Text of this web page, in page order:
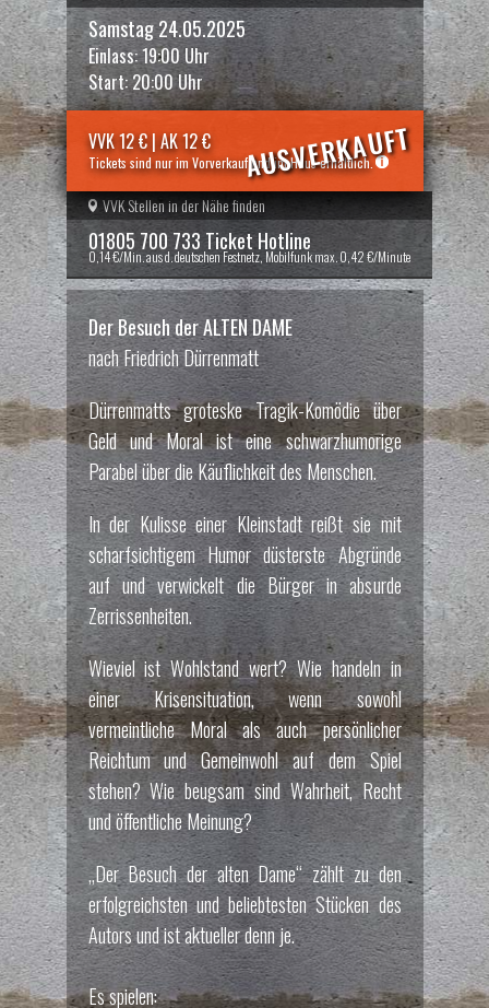
Samstag 24.05.2025
Einlass: 19:00 Uhr
Start: 20:00 Uhr
AUSVERKAUFT
VVK 12 € | AK 12 €
Tickets sind nur im Vorverkauf und im Haus erhältlich.
VVK Stellen in der Nähe finden
01805 700 733 Ticket Hotline
0,14 €/Min. aus d. deutschen Festnetz, Mobilfunk max. 0,42 €/Minute
Der Besuch der ALTEN DAME
nach Friedrich Dürrenmatt
Dürrenmatts groteske Tragik-Komödie über
Geld und Moral ist eine schwarzhumorige
Parabel über die Käuflichkeit des Menschen.
In der Kulisse einer Kleinstadt reißt sie mit
scharfsichtigem Humor düsterste Abgründe
auf und verwickelt die Bürger in absurde
Zerrissenheiten.
Wieviel ist Wohlstand wert? Wie handeln in
einer Krisensituation, wenn sowohl
vermeintliche Moral als auch persönlicher
Reichtum und Gemeinwohl auf dem Spiel
stehen? Wie beugsam sind Wahrheit, Recht
und öffentliche Meinung?
„Der Besuch der alten Dame“ zählt zu den
erfolgreichsten und beliebtesten Stücken des
Autors und ist aktueller denn je.
Es spielen: